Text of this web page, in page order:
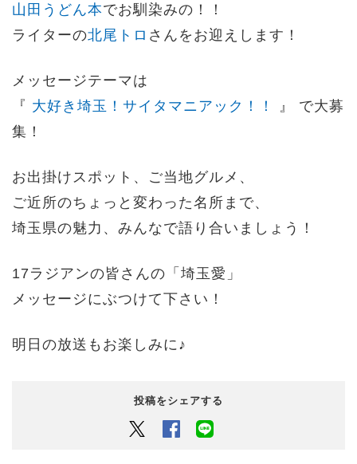
山田うどん本でお馴染みの！！
ライターの北尾トロ さんをお迎えします！
メッセージテーマは
『 大好き埼玉！サイタマニアック！！
』 で大募
集！
お出掛けスポット、ご当地グルメ、
ご近所のちょっと変わった名所まで、
埼玉県の魅力、みんなで語り合いましょう！
17ラジアンの皆さんの「埼玉愛」
メッセージにぶつけて下さい！
明日の放送もお楽しみに♪
投稿をシェアする
Twitter Facebook